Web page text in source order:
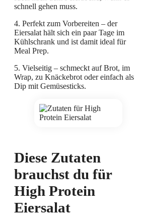
schnell gehen muss.
4. Perfekt zum Vorbereiten – der
Eiersalat hält sich ein paar Tage im
Kühlschrank und ist damit ideal für
Meal Prep.
5. Vielseitig – schmeckt auf Brot, im
Wrap, zu Knäckebrot oder einfach als
Dip mit Gemüsesticks.
Diese Zutaten
brauchst du für
High Protein
Eiersalat